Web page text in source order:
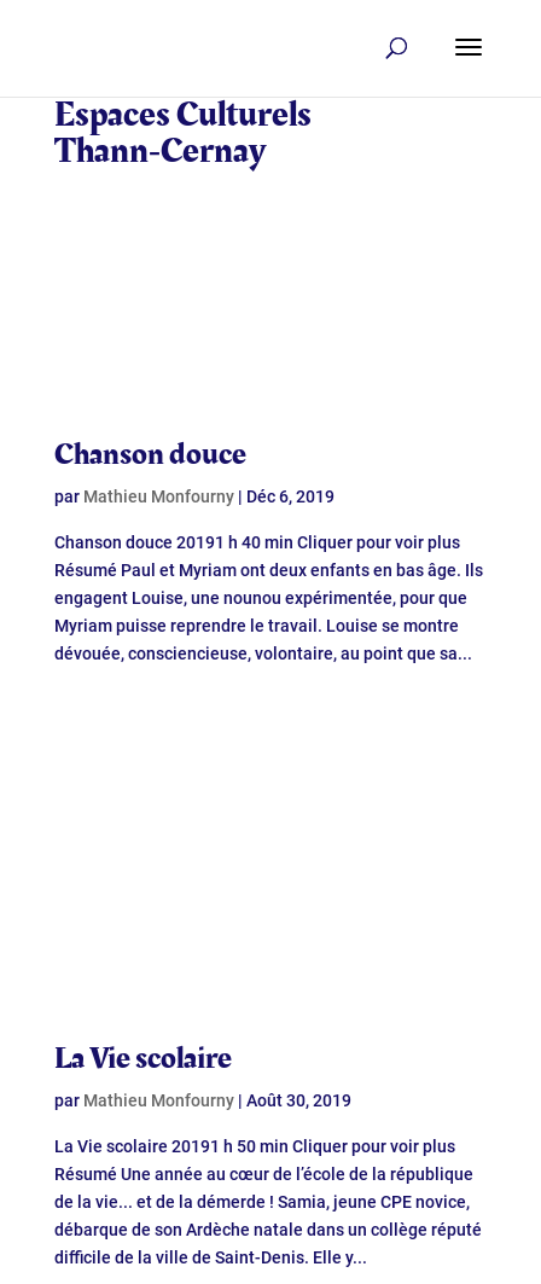
Espaces Culturels
Thann‑Cernay
Chanson douce
par Mathieu Monfourny| Déc 6, 2019
Chanson douce 20191 h 40 min Cliquer pour voir plus
Résumé Paul et Myriam ont deux enfants en bas âge. Ils
engagent Louise, une nounou expérimentée, pour que
Myriam puisse reprendre le travail. Louise se montre
dévouée, consciencieuse, volontaire, au point que sa...
La Vie scolaire
par Mathieu Monfourny| Août 30, 2019
La Vie scolaire 20191 h 50 min Cliquer pour voir plus
Résumé Une année au cœur de l’école de la république
de la vie... et de la démerde ! Samia, jeune CPE novice,
débarque de son Ardèche natale dans un collège réputé
difficile de la ville de Saint-Denis. Elle y...